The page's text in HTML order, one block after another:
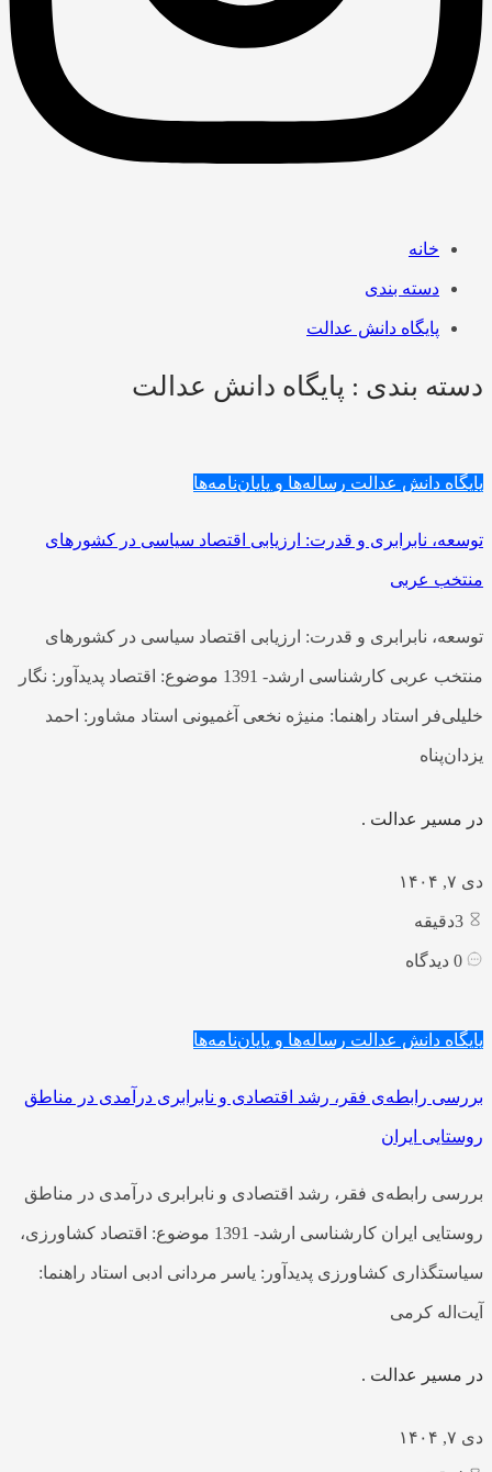
خانه
دسته بندی
پایگاه دانش عدالت
دسته بندی : پایگاه دانش عدالت
پایگاه دانش عدالت رساله‌ها و پایان‌نامه‌ها
توسعه، نابرابری و قدرت: ارزیابی اقتصاد سیاسی در کشورهای
منتخب عربی
توسعه، نابرابری و قدرت: ارزیابی اقتصاد سیاسی در کشورهای
منتخب عربی کارشناسی ارشد- 1391 موضوع: اقتصاد پدیدآور: نگار
خلیلی‌فر استاد راهنما: منیژه نخعی آغمیونی استاد مشاور: احمد
یزدان‌پناه
در مسیر عدالت .
دی ۷, ۱۴۰۴
دقیقه
دیدگاه
پایگاه دانش عدالت رساله‌ها و پایان‌نامه‌ها
بررسی رابطه‌ی فقر، رشد اقتصادی و نابرابری درآمدی در مناطق
روستایی ایران
بررسی رابطه‌ی فقر، رشد اقتصادی و نابرابری درآمدی در مناطق
روستایی ایران کارشناسی ارشد- 1391 موضوع: اقتصاد کشاورزی،
سیاستگذاری کشاورزی پدیدآور: یاسر مردانی ادبی استاد راهنما:
آیت‌اله کرمی
در مسیر عدالت .
دی ۷, ۱۴۰۴